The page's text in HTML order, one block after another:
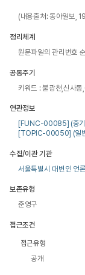
(내용출처: 동아일보,
정리체계
원문파일의 관리번호
공통주기
키워드 : 불광천,신사
연관정보
[FUNC-00085] (중기
[TOPIC-00050] (일
수집/이관 기관
서울특별시 대변인
보존유형
준영구
접근조건
접근유형
공개